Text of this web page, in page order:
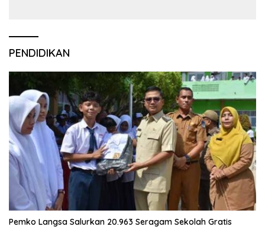
PENDIDIKAN
Pemko Langsa Salurkan 20.963 Seragam Sekolah Gratis